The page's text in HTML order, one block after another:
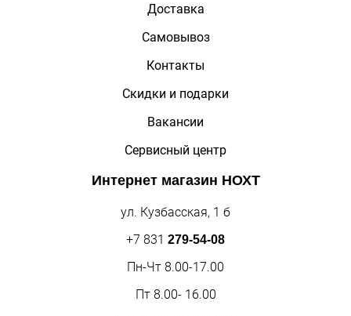
Доставка
Самовывоз
Контакты
Скидки и подарки
Вакансии
Сервисный центр
Интернет магазин НОХТ
ул. Кузбасская, 1 б
+7 831 279-54-08
Пн-Чт 8.00-17.00
Пт 8.00- 16.00